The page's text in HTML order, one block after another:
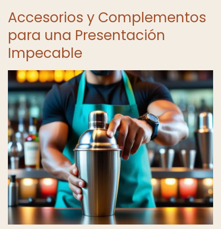
Accesorios y Complementos
para una Presentación
Impecable